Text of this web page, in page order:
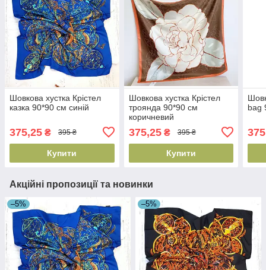
Шовкова хустка Крістел
казка 90*90 см синій
375,25 ₴ 395 ₴
Купити
Шовкова хустка Крістел
троянда 90*90 см
коричневий
375,25₴ 395 ₴
Купити
bag
Акційні пропозиції та новинки
–5% –5%